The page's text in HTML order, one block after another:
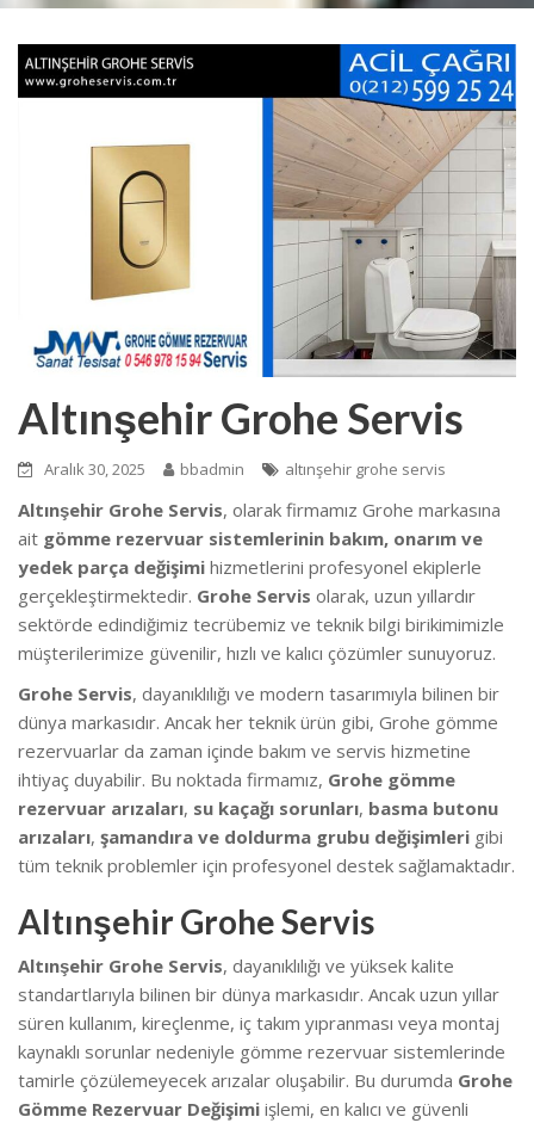
Altınşehir Grohe Servis
Aralık 30, 2025 bbadmin altınşehir grohe servis
Altınşehir Grohe Servis, olarak firmamız Grohe markasına
ait gömme rezervuar sistemlerinin bakım, onarım ve
yedek parça değişimi hizmetlerini profesyonel ekiplerle
gerçekleştirmektedir. Grohe Servis olarak, uzun yıllardır
sektörde edindiğimiz tecrübemiz ve teknik bilgi birikimimizle
müşterilerimize güvenilir, hızlı ve kalıcı çözümler sunuyoruz.
Grohe Servis, dayanıklılığı ve modern tasarımıyla bilinen bir
dünya markasıdır. Ancak her teknik ürün gibi, Grohe gömme
rezervuarlar da zaman içinde bakım ve servis hizmetine
ihtiyaç duyabilir. Bu noktada firmamız, Grohe gömme
rezervuar arızaları, su kaçağı sorunları, basma butonu
arızaları, şamandıra ve doldurma grubu değişimleri gibi
tüm teknik problemler için profesyonel destek sağlamaktadır.
Altınşehir Grohe Servis
Altınşehir Grohe Servis, dayanıklılığı ve yüksek kalite
standartlarıyla bilinen bir dünya markasıdır. Ancak uzun yıllar
süren kullanım, kireçlenme, iç takım yıpranması veya montaj
kaynaklı sorunlar nedeniyle gömme rezervuar sistemlerinde
tamirle çözülemeyecek arızalar oluşabilir. Bu durumda Grohe
Gömme Rezervuar Değişimi işlemi, en kalıcı ve güvenli